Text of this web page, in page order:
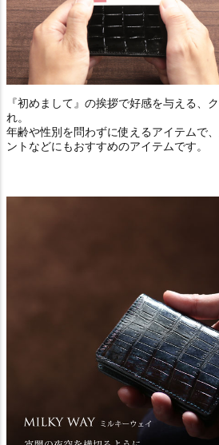
『初めまして』の挨拶で好感を与える、
れ。
年齢や性別を問わずに使えるアイテムで
ントなどにもおすすめのアイテムです。